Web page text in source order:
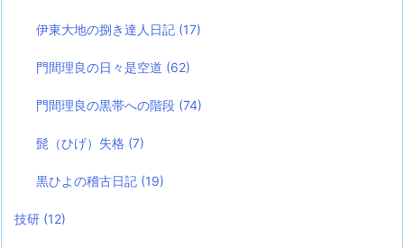
伊東大地の捌き達人日記 (17)
門間理良の日々是空道 (62)
門間理良の黒帯への階段 (74)
髭（ひげ）失格 (7)
黒ひよの稽古日記 (19)
技研 (12)